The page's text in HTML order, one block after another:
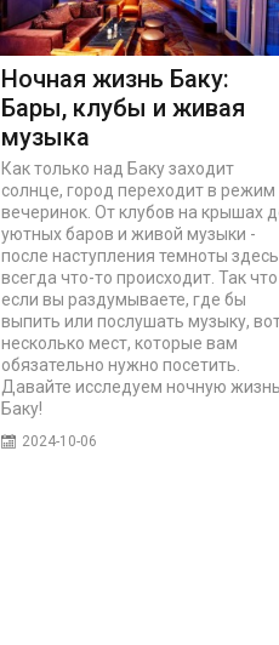
Ночная жизнь Баку:
Бары, клубы и живая
музыка
Как только над Баку заходит
солнце, город переходит в режим
вечеринок. От клубов на крышах
уютных баров и живой музыки -
после наступления темноты здесь
всегда что-то происходит. Так что
если вы раздумываете, где бы
выпить или послушать музыку,
несколько мест, которые вам
обязательно нужно посетить.
Давайте исследуем ночную жизнь
Баку!
2024-10-06